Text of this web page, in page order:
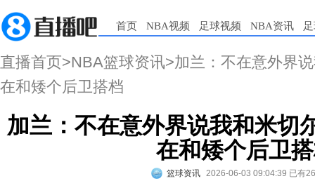
首页 NBA视频 足球视频 NBA资讯
直播首页>NBA篮球资讯>加兰：不在意外界
在和矮个后卫搭档
加兰：不在意外界说我和米切
在和矮个后卫
篮球资讯 2026-06-03 09:04:39 已有